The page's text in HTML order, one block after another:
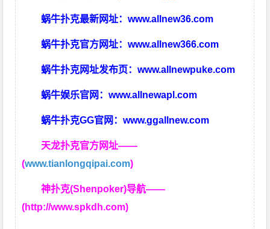
蜗牛扑克最新网址：www.allnew36.com
蜗牛扑克官方网址：www.allnew366.com
蜗牛扑克网址发布页：www.allnewpuke.com
蜗牛娱乐官网：www.allnewapl.com
蜗牛扑克GG官网：www.ggallnew.com
天龙扑克官方网址——
(www.tianlongqipai.com)
神扑克(Shenpoker)导航——
(http://www.spkdh.com)